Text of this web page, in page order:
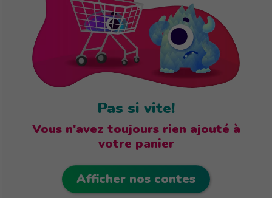
Pas si vite!
Vous n'avez toujours rien ajouté à
votre panier
Afficher nos contes